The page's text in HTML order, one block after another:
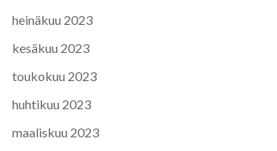
heinäkuu 2023
kesäkuu 2023
toukokuu 2023
huhtikuu 2023
maaliskuu 2023